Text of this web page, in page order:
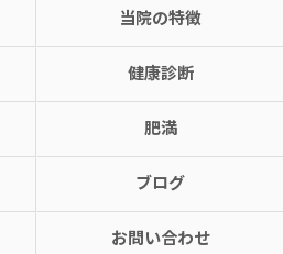
当院の特徴
健康診断
肥満
ブログ
お問い合わせ